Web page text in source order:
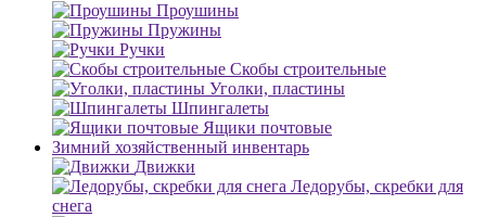
Проушины
Пружины
Ручки
Скобы строительные
Уголки, пластины
Шпингалеты
Ящики почтовые
Зимний хозяйственный инвентарь
Движки
Ледорубы, скребки для
снега